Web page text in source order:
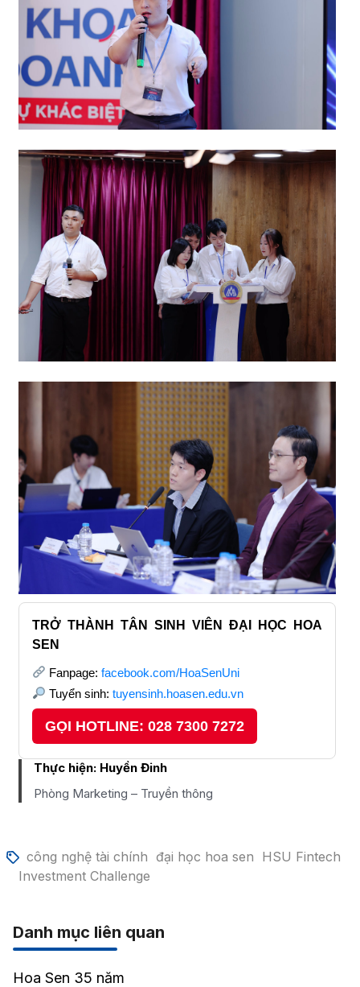
TRỞ THÀNH TÂN SINH VIÊN ĐẠI HỌC HOA
SEN
Fanpage: facebook.com/HoaSenUni
Tuyển sinh: tuyensinh.hoasen.edu.vn
GỌI HOTLINE: 028 7300 7272
Thực hiện: Huyền Đinh
Phòng Marketing – Truyền thông
công nghệ tài chính đại học hoa sen HSU Fintech
Investment Challenge
Danh mục liên quan
Hoa Sen 35 năm